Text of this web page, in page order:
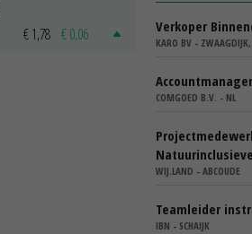
€ 1,78 € 0,06 Verkoper
KARO BV -
COMGOED B.V. - NL
WIJ.LAND - ABCOUDE
Teamleider
IBN - SCHAIJK